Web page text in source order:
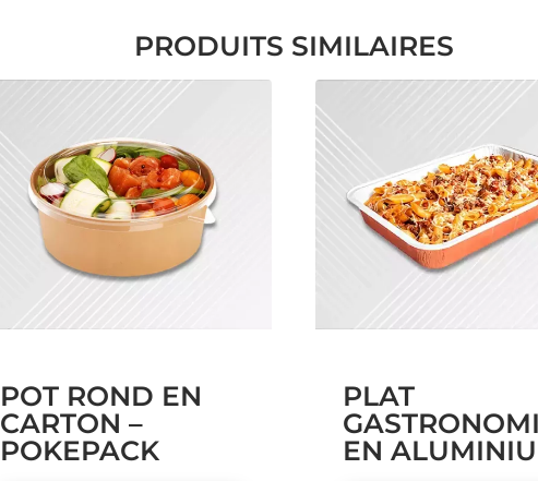
PRODUITS SIMILAIRES
POT ROND EN
CARTON –
POKEPACK
PLAT
EN